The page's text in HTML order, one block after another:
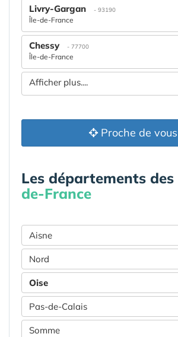
Livry-Gargan - 93190
Île-de-France
Chessy - 77700
Île-de-France
Afficher plus....
Proche de vous
Les départements des
de-France
Aisne
Nord
Oise
Pas-de-Calais
Somme